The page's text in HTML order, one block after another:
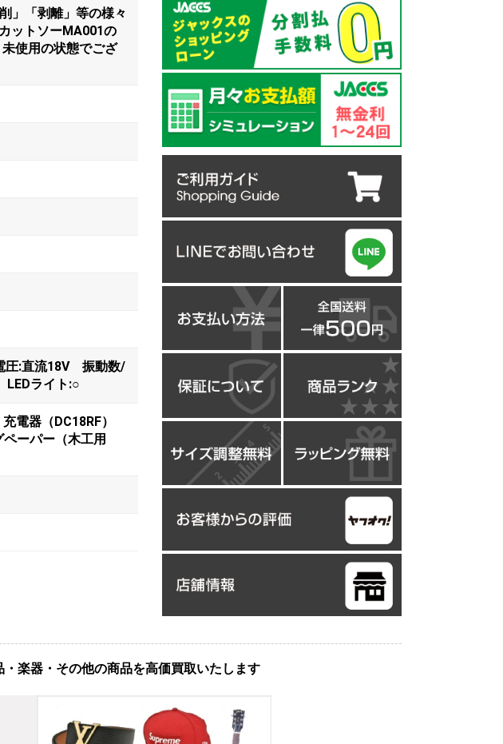
」「剥離」等の様々
ットソーMA001の
使用の状態でござ
圧:直流18V 振動数/
ライト:○
電器（DC18RF）
ーパー（木工用
楽器・その他の商品を高価買取いたします